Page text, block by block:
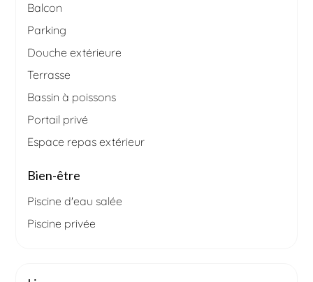
Balcon
Parking
Douche extérieure
Terrasse
Bassin à poissons
Portail privé
Espace repas extérieur
Bien-être
Piscine d'eau salée
Piscine privée